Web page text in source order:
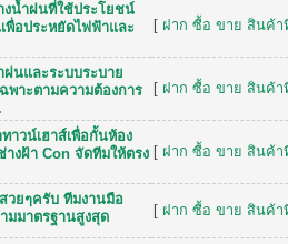
งน้ำฝนที่ใช้ประโยชน์
พื่อประหยัดไฟฟ้าและ
[ ฝาก ซื้อ ขาย สินค้า
ฝนและระบบระบาย
พาะตามความต้องการ
[ ฝาก ซื้อ ขาย สินค้า
าวน์เฮาส์เพื่อกั้นห้อง
งฝ้า Con จัดทีมให้ตรง [ ฝาก ซื้อ ขาย สินค้า
วยๆครับ ทีมงานมือ
มมาตรฐานสูงสุด
[ ฝาก ซื้อ ขาย สินค้า